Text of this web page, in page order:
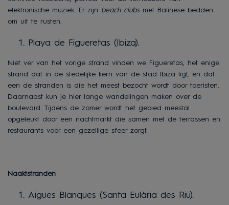
elektronische muziek. Er zijn beach clubs met Balinese bedden
om uit te rusten.
Playa de Figueretas (Ibiza).
Niet ver van het vorige strand vinden we Figueretas, het enige
strand dat in de stedelijke kern van de stad Ibiza ligt, en dat
een de stranden is die het meest bezocht wordt door toeristen.
Daarnaast kun je hier lange wandelingen maken over de
boulevard. Tijdens de zomer wordt het gebied meestal
opgeleukt door een nachtmarkt die samen met de terrassen en
restaurants voor een gezellige sfeer zorgt.
Naaktstranden
Aigues Blanques (Santa Eulària des Riu).